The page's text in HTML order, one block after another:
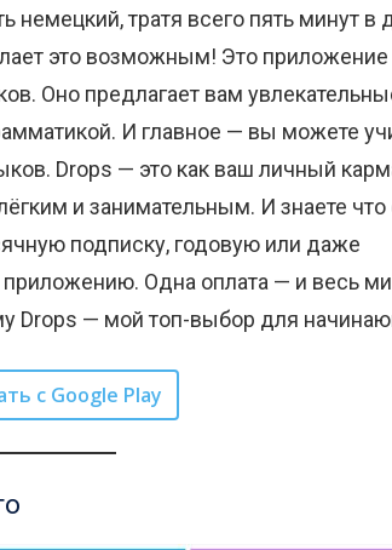
немецкий, тратя всего пять минут в
это возможным! Это
Оно предлагает вам
И главное — вы можете
Drops — это как ваш личный
и занимательным. И знаете
подписку, годовую или даже
Одна оплата — и весь
Drops — мой топ-выбор для
с Google Play